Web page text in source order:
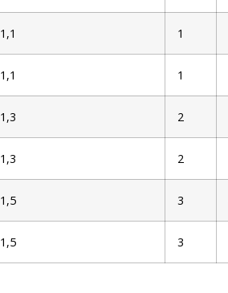
1,1 1
1,1 1
1,3 2
1,3 2
1,5 3
1,5 3